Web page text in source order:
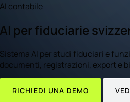
AI contabile
AI per fiduciarie
Sistema AI per studi fiduciari e
documenti, registrazioni, export e
RICHIEDI UNA DEMO